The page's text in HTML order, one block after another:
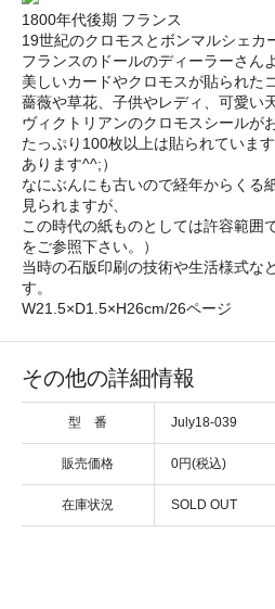
1800年代後期 フランス
19世紀のクロモスとボンマルシェカ
フランスのドールのディーラーさん
美しいカードやクロモスが貼られた
薔薇や草花、子供やレディ、可愛い
ヴィクトリアンのクロモスシールが
たっぷり100枚以上は貼られていま
あります^^;）
なにぶんにも古いので経年からくる
見られますが、
この時代の紙ものとしては許容範囲
をご参照下さい。）
当時の石版印刷の技術や生活様式な
す。
W21.5×D1.5×H26cm/26ページ
その他の詳細情報
型 番 July18-039
販売価格 0円(税込)
在庫状況 SOLD OUT